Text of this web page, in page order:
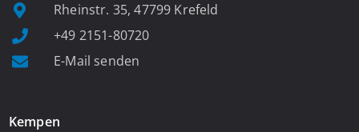
Rheinstr. 35, 47799 Krefeld
+49 2151-80720
E-Mail senden
Kempen